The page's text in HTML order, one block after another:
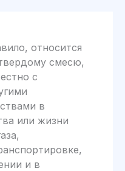
относится
смесю,
с
в
или жизни
и в